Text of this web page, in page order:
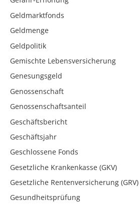
Geldmarktfonds
Geldmenge
Geldpolitik
Gemischte Lebensversicherung
Genesungsgeld
Genossenschaft
Genossenschaftsanteil
Geschäftsbericht
Geschäftsjahr
Geschlossene Fonds
Gesetzliche Krankenkasse (GKV)
Gesetzliche Rentenversicherung (GRV)
Gesundheitsprüfung